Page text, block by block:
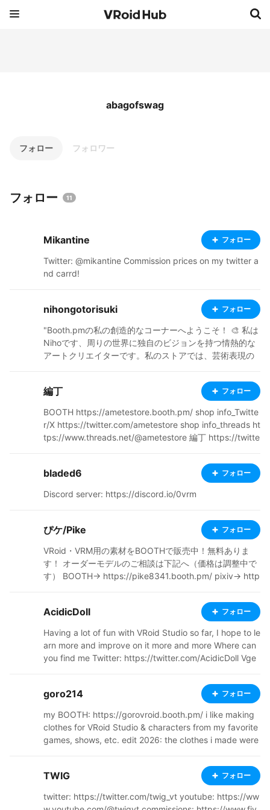
abagofswag
フォロー フォロワー
フォロー 11
Mikantine フォロー
Twitter: @mikantine Commission prices on my twitter a
nd carrd!
nihongotorisuki フォロー
"Booth.pmの私の創造的なコーナーへようこそ！ 🎨 私は
Nihoです、周りの世界に独自のビジョンを持つ情熱的な
アートクリエイターです。私のストアでは、芸術表現の
クションがあります。" https://linktr.ee/nihongovroid
編丁 フォロー
BOOTH https://ametestore.booth.pm/ shop info_Twitte
r/X https://twitter.com/ametestore shop info_threads ht
tps://www.threads.net/@ametestore 編丁 https://twitte
bladed6 フォロー
Discord server: https://discord.io/0vrm
ぴケ/Pike フォロー
VRoid・VRM用の素材をBOOTHで販売中！無料ありま
す！ オーダーモデルのご相談は下記へ（価格は調整中で
す） BOOTH→ https://pike8341.booth.pm/ pixiv→ http
witter.com/pike_8341 instagram→ https://www.insta
gram.com/pike_8341/ HP→ https://kodaiga.xyz/
AcidicDoll フォロー
Having a lot of fun with VRoid Studio so far, I hope to le
arn more and improve on it more and more Where can
you find me Twitter: https://twitter.com/AcidicDoll Vge
utube.com/@AcidicDoll DeviantArt: https://www.devia
ntart.com/acidicdoll?rnrd=274182 Toyhou.se: https://t
pm/ Ko-Fi : https://ko-fi.com/acidicdoll
goro214 フォロー
my BOOTH: https://gorovroid.booth.pm/ i like making
clothes for VRoid Studio & characters from my favorite
games, shows, etc. edit 2026: the clothes i made were
TWIG フォロー
twitter: https://twitter.com/twig_vt youtube: https://ww